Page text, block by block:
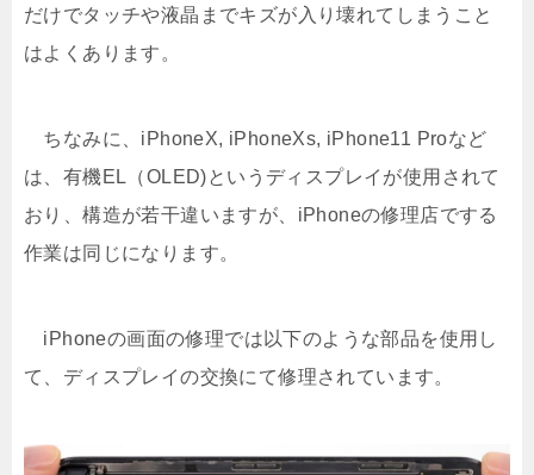
だけでタッチや液晶までキズが入り壊れてしまうこと
はよくあります。
ちなみに、iPhoneX, iPhoneXs, iPhone11 Proなど
は、有機EL（OLED)というディスプレイが使用されて
おり、構造が若干違いますが、iPhoneの修理店でする
作業は同じになります。
iPhoneの画面の修理では以下のような部品を使用し
て、ディスプレイの交換にて修理されています。